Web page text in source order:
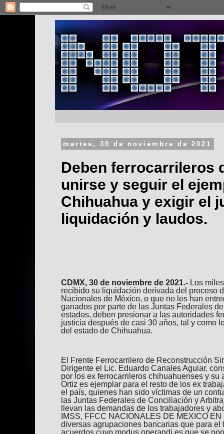
martes, 30 de noviembre de 2021
Deben ferrocarrileros
unirse y seguir el
Chihuahua y exigir el
liquidación y laudos.
CDMX, 30 de noviembre de 2021.- Los
recibido su liquidación derivada del proceso
Nacionales de México, o que no les han
ganados por parte de las Juntas Federales
estados, deben presionar a las autoridades
justicia después de casi 30 años, tal y como
del estado de Chihuahua.
El Frente Ferrocarrilero de Reconstrucción
Dirigente el Lic. Eduardo Canales Aguiar.
por los ex ferrocarrileros chihuahuenses y su
Ortiz es ejemplar para el resto de los ex
el país, quienes han sido víctimas de un
las Juntas Federales de Conciliación y
llevan las demandas de los trabajadores y
IMSS, FFCC NACIONALES DE MEXICO
diversas agrupaciones bancarias que para el
acuerdos cuyo modus operandi es que se